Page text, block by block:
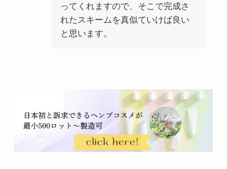
ってくれますので、そこで完成さ
れたスキームを真似ていけば良い
と思います。